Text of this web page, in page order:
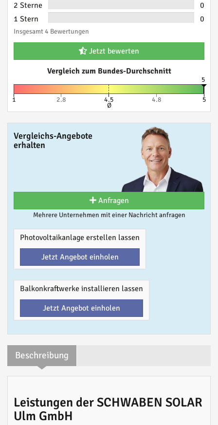
2 Sterne
0
1 Stern
0
Insgesamt 4 Bewertungen
Jetzt bewerten
Vergleich zum Bundes-Durchschnitt
5
1 2.8 4.5
Ø
4.8 5
Vergleichs-Angebote
erhalten
Anfragen
Mehrere Unternehmen mit einer Nachricht anfragen
Photovoltaikanlage erstellen lassen
Jetzt Angebot einholen
Balkonkraftwerke installieren lassen
Jetzt Angebot einholen
Beschreibung
Leistungen der SCHWABEN SOLAR
Ulm GmbH